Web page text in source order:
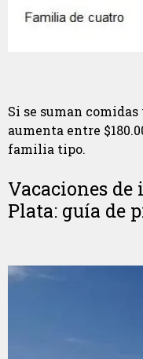
Si se suman
aumenta entre
familia tipo.
Vacaciones
Plata: guía de